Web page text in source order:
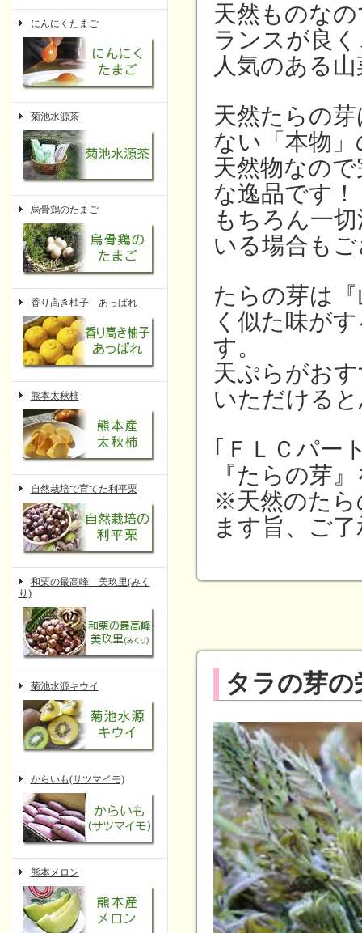
にんにくたまご
菊池水源茶
烏骨鶏のたまご
香り高き柚子 あっぱれ
熊本太秋柿
自然栽培で育てた利平栗
和栗の最高峰 美玖里(みく
り)
菊池水源キウイ
からいも(サツマイモ)
熊本メロン
天然ものな
ランスが良
人気のある
天然たらの
ない「本物
天然物なの
な逸品です！
もちろん一
いる場合も
たらの芽は
く似た味が
す。
天ぷらがお
いただける
｢ＦＬＣパー
『たらの芽
※天然のたら
ます旨、ご
タラの芽の